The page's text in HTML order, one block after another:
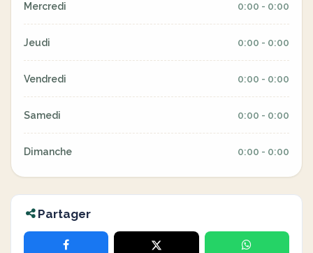
Mercredi 0:00 - 0:00
Jeudi 0:00 - 0:00
Vendredi 0:00 - 0:00
Samedi 0:00 - 0:00
Dimanche 0:00 - 0:00
Partager